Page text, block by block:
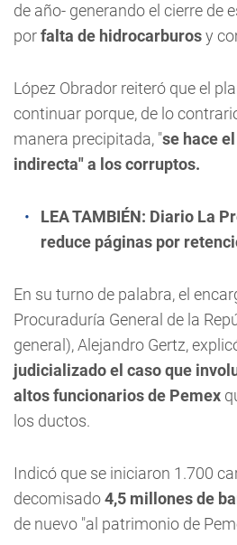
de año- generando el cierre de
porfalta de hidrocarburosy
López Obrador reiteró que el
continuar porque, de lo
manera precipitada, "se hace
indirecta" a los corruptos.
LEA TAMBIÉN: Diario La
reduce páginas por
En su turno de palabra, el
Procuraduría General de la
general), Alejandro Gertz,
judicializado el caso que
altos funcionarios de Pemex
los ductos.
Indicó que se iniciaron 1.700
decomisado4,5 millones de
de nuevo "al patrimonio de